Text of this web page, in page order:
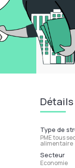
Détails
Type de
PME tous
alimentaire
Secteur
Economie